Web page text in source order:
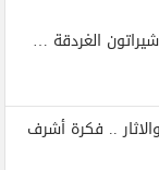
الغردقة …
.. فكرة أشرف